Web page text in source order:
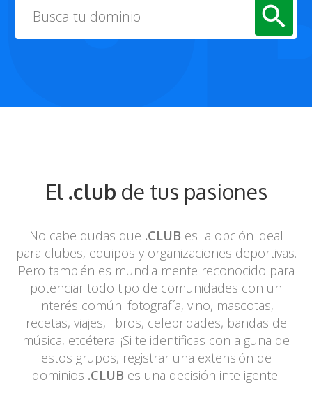
search
El .club de tus pasiones
No cabe dudas que .CLUB es la opción ideal
para clubes, equipos y organizaciones deportivas.
Pero también es mundialmente reconocido para
potenciar todo tipo de comunidades con un
interés común: fotografía, vino, mascotas,
recetas, viajes, libros, celebridades, bandas de
música, etcétera. ¡Si te identificas con alguna de
estos grupos, registrar una extensión de
dominios .CLUB es una decisión inteligente!